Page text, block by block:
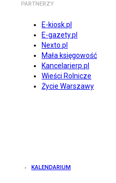
PARTNERZY
E-kiosk.pl
E-gazety.pl
Nexto.pl
Mała księgowość
Kancelarierp.pl
Wieści Rolnicze
Życie Warszawy
KALENDARIUM